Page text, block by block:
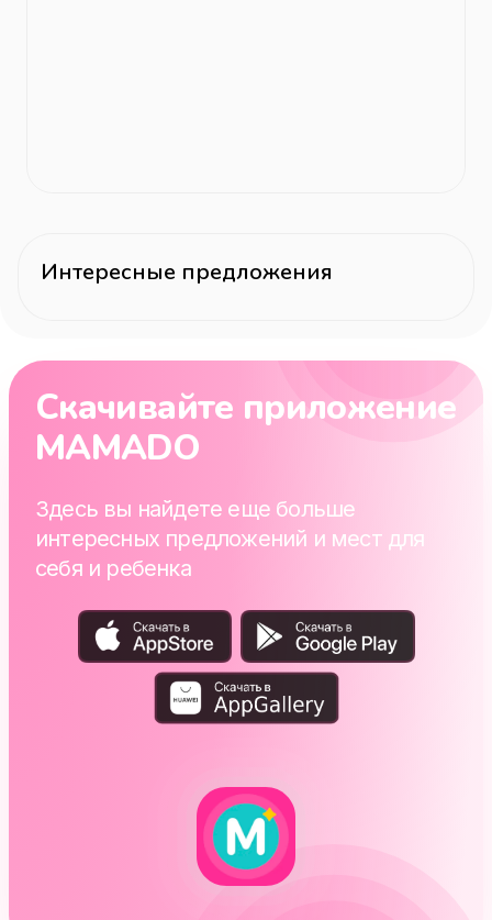
Интересные предложения
Скачивайте приложение
MAMADO
Здесь вы найдете еще больше
интересных предложений и мест для
себя и ребенка